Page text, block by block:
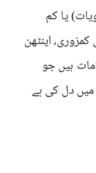
یا کم
اینٹھن
ہیں جو
میں دل کی بے